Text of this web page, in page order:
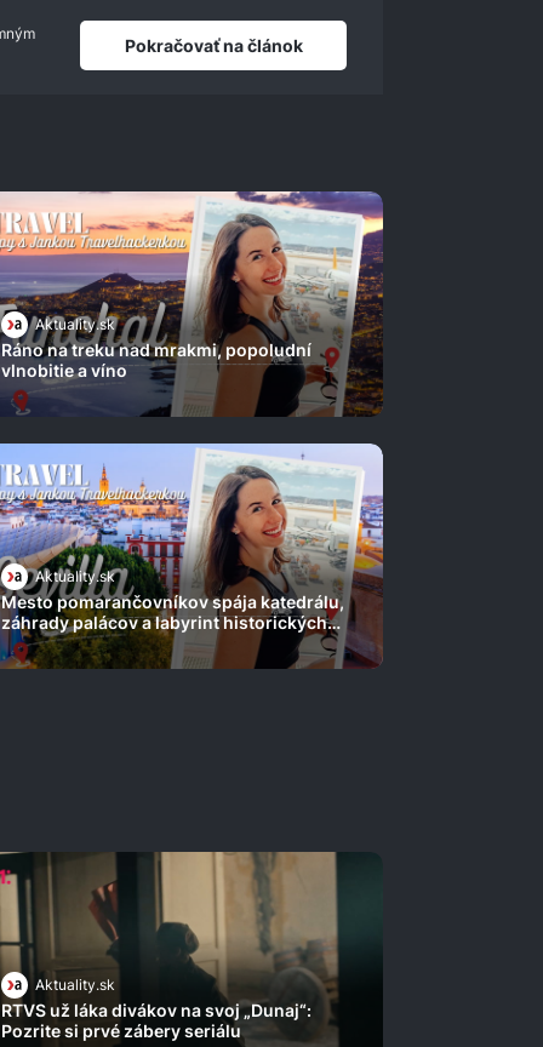
Pokračovať na článok
Aktuality.sk
Ráno na treku nad mrakmi, popoludní
vlnobitie a víno
Aktuality.sk
Mesto pomarančovníkov spája katedrálu,
záhrady palácov a labyrint historických
ulíc
Aktuality.sk
RTVS už láka divákov na svoj „Dunaj“:
Pozrite si prvé zábery seriálu